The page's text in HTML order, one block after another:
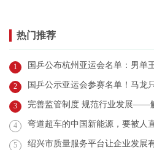
热门推荐
1 国乒公布杭州亚运会名单：男单王
2 国乒公示亚运会参赛名单！马龙
3 完善监管制度 规范行业发展——解读
4 弯道超车的中国新能源，要被人
5 绍兴市质量服务平台让企业发展